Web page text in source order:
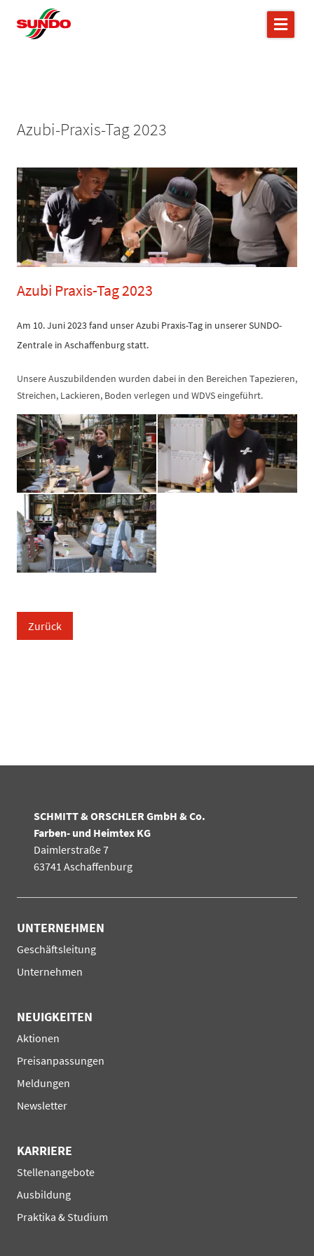
Azubi-Praxis-Tag 2023
Azubi Praxis-Tag 2023
Am 10. Juni 2023 fand unser Azubi Praxis-Tag in unserer SUNDO-
Zentrale in Aschaffenburg statt.
Unsere Auszubildenden wurden dabei in den Bereichen Tapezieren,
Streichen, Lackieren, Boden verlegen und WDVS eingeführt.
Zurück
SCHMITT & ORSCHLER GmbH & Co.
Farben- und Heimtex KG
Daimlerstraße 7
63741 Aschaffenburg
UNTERNEHMEN
Navigation
überspringen
Geschäftsleitung
Unternehmen
NEUIGKEITEN
Navigation
überspringen
Aktionen
Preisanpassungen
Meldungen
Newsletter
KARRIERE
Navigation
überspringen
Stellenangebote
Ausbildung
Praktika & Studium